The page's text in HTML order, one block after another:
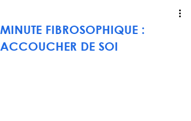
MINUTE FIBROSOPHIQUE :
ACCOUCHER DE SOI